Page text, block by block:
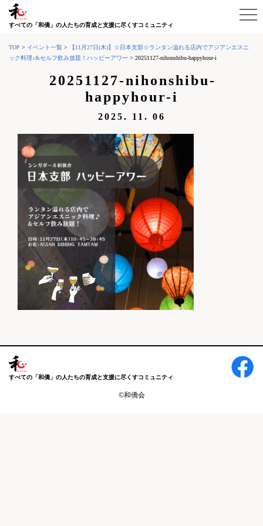
すべての「和僑」の人たちの育成と支援に尽くすコミュニティ
TOP > イベント一覧 >
【11月27日(木)】☆日本支部☆ランタン溢れる店内でアジアンエスニ
ック料理♪&セルフ飲み放題！ハッピーアワー > 20251127-nihonshibu-happyhour-i
20251127-nihonshibu-
happyhour-i
2025. 11. 06
すべての「和僑」の人たちの育成と支援に尽くすコミュニティ
©和僑会